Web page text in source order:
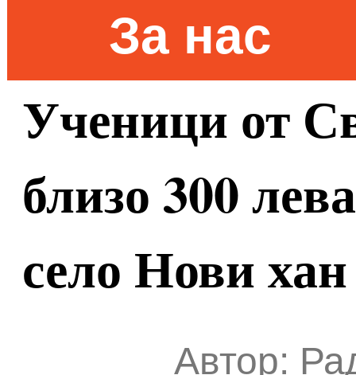
За нас
Ученици от
близо 300
село Нови хан
Автор: